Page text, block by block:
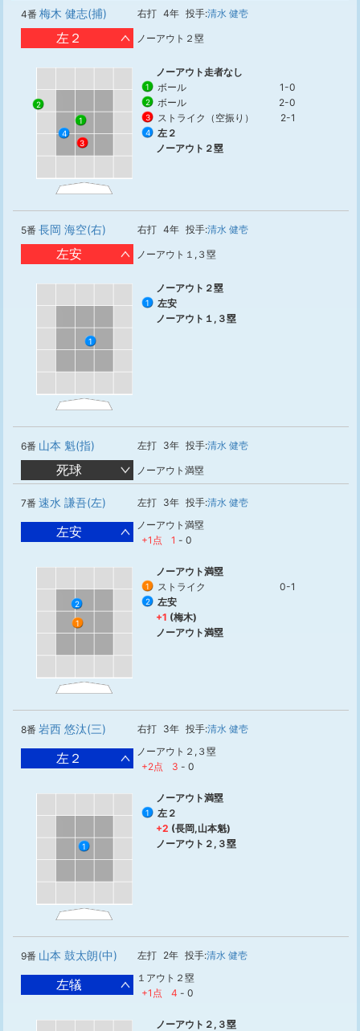
4番 梅木 健志(捕) 右打 4年 投手:清水 健壱
左２ ノーアウト２塁
1
2
3
4
ノーアウト走者なし
1 ボール 1-0
2 ボール 2-0
3 ストライク（空振り） 2-1
4
左２
ノーアウト２塁
5番 長岡 海空(右) 右打 4年 投手:清水 健壱
左安 ノーアウト１,３塁
1
ノーアウト２塁
1
左安
ノーアウト１,３塁
6番 山本 魁(指) 左打 3年 投手:清水 健壱
死球 ノーアウト満塁
7番 速水 謙吾(左) 左打 3年 投手:清水 健壱
左安
ノーアウト満塁
+1点
1 - 0
1
2
ノーアウト満塁
1 ストライク 0-1
2
左安
+1 (梅木)
ノーアウト満塁
8番 岩西 悠汰(三) 右打 3年 投手:清水 健壱
左２
ノーアウト２,３塁
+2点
3 - 0
1
ノーアウト満塁
1
左２
+2 (長岡,山本魁)
ノーアウト２,３塁
9番 山本 鼓太朗(中) 左打 2年 投手:清水 健壱
左犠
１アウト２塁
+1点
4 - 0
ノーアウト２,３塁